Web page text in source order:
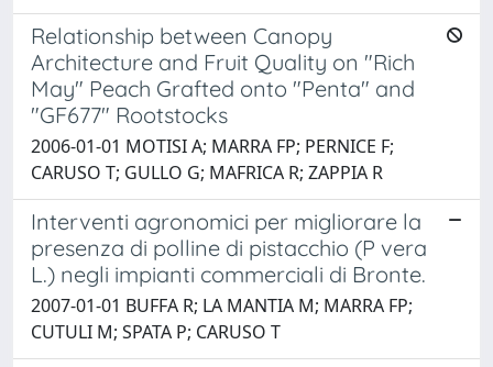
Relationship between Canopy
Architecture and Fruit Quality on "Rich
May" Peach Grafted onto "Penta" and
"GF677" Rootstocks
2006-01-01 MOTISI A; MARRA FP; PERNICE F;
CARUSO T; GULLO G; MAFRICA R; ZAPPIA R
Interventi agronomici per migliorare la
presenza di polline di pistacchio (P vera
L.) negli impianti commerciali di Bronte.
2007-01-01 BUFFA R; LA MANTIA M; MARRA FP;
CUTULI M; SPATA P; CARUSO T